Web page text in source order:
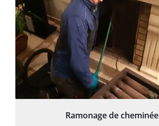
Ramonage de cheminée